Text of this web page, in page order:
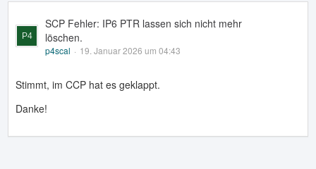
SCP Fehler: IP6 PTR lassen sich nicht mehr
löschen.
p4scal 19. Januar 2026 um 04:43
Stimmt, im CCP hat es geklappt.
Danke!